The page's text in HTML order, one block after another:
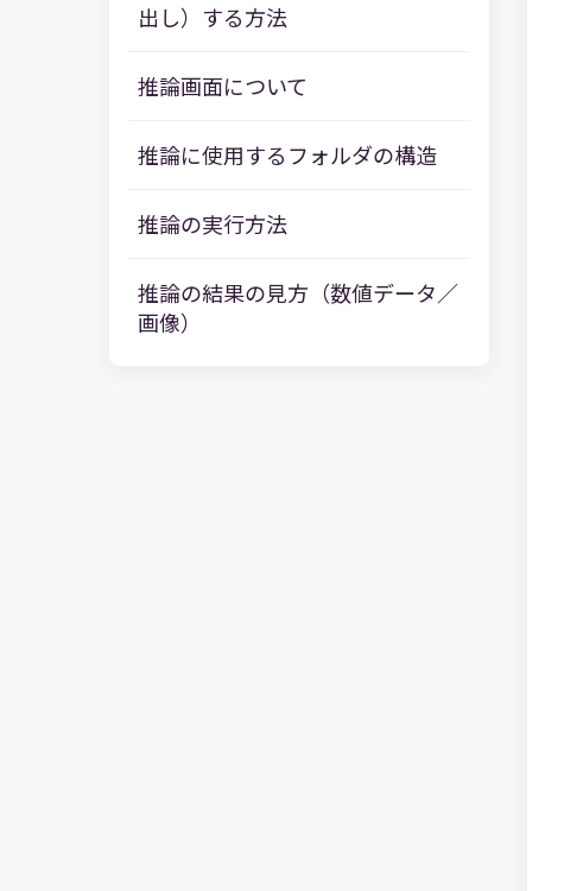
出し）する方法
推論画面について
推論に使用するフォルダの構造
推論の実行方法
推論の結果の見方（数値データ／
画像）